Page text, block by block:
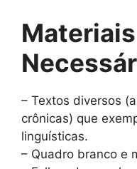
Materiais
– Textos diversos
crônicas) que
linguísticas.
– Quadro branco e